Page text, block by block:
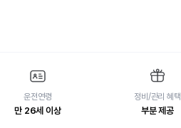
운전연령
만 26세 이상
정비/관리 혜택
부분 제공